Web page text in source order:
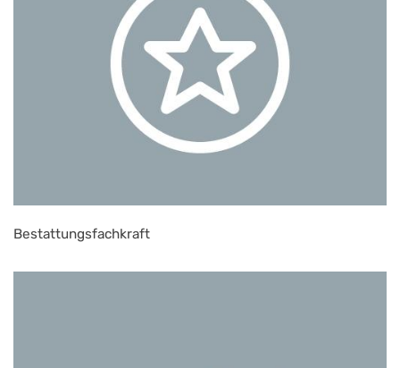
Bestattungsfachkraft